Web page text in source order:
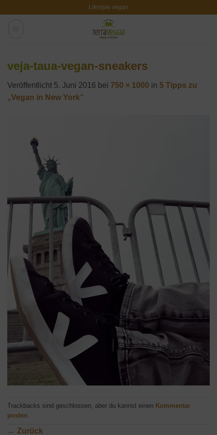
Lifestyle vegan
veja-taua-vegan-sneakers
Veröffentlicht 5. Juni 2016 bei 750 × 1000 in 5 Tipps zu
„Vegan in New York“
Trackbacks sind geschlossen, aber du kannst einen Kommentar
posten
← Zurück